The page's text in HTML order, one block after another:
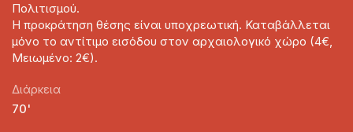
Πολιτισμού.
Η προκράτηση θέσης είναι υποχρεωτική. Καταβάλλεται
μόνο το αντίτιμο εισόδου στον αρχαιολογικό χώρο (4€,
Μειωμένο: 2€).
Διάρκεια
70'